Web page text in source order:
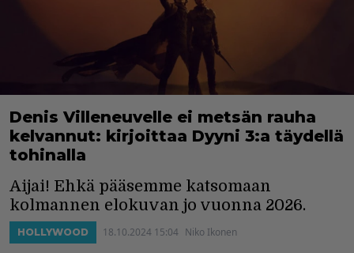
Denis Villeneuvelle ei metsän rauha
kelvannut: kirjoittaa Dyyni 3:a täydellä
tohinalla
Aijai! Ehkä pääsemme katsomaan
kolmannen elokuvan jo vuonna 2026.
HOLLYWOOD 18.10.2024 15:04 Niko Ikonen